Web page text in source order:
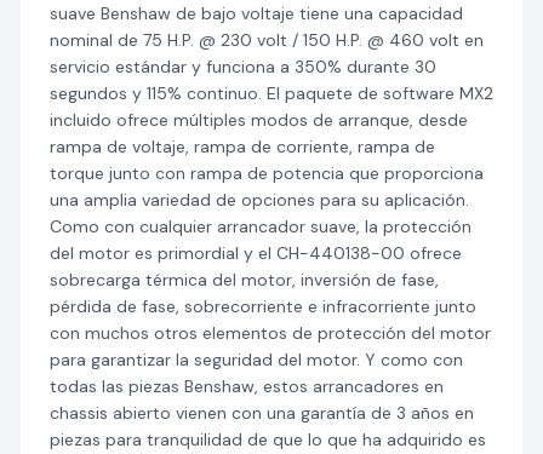
suave Benshaw de bajo voltaje tiene una capacidad
nominal de 75 H.P. @ 230 volt / 150 H.P. @ 460 volt en
servicio estándar y funciona a 350% durante 30
segundos y 115% continuo. El paquete de software MX2
incluido ofrece múltiples modos de arranque, desde
rampa de voltaje, rampa de corriente, rampa de
torque junto con rampa de potencia que proporciona
una amplia variedad de opciones para su aplicación.
Como con cualquier arrancador suave, la protección
del motor es primordial y el CH-440138-00 ofrece
sobrecarga térmica del motor, inversión de fase,
pérdida de fase, sobrecorriente e infracorriente junto
con muchos otros elementos de protección del motor
para garantizar la seguridad del motor. Y como con
todas las piezas Benshaw, estos arrancadores en
chassis abierto vienen con una garantía de 3 años en
piezas para tranquilidad de que lo que ha adquirido es